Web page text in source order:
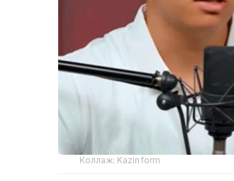
Коллаж: Kazinform